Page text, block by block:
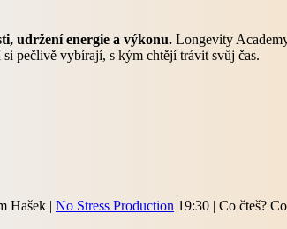
udržení energie a výkonu. Longevity
pečlivě vybírají, s kým chtějí trávit svůj čas.
Hašek | No Stress Production 19:30 | Co čteš?